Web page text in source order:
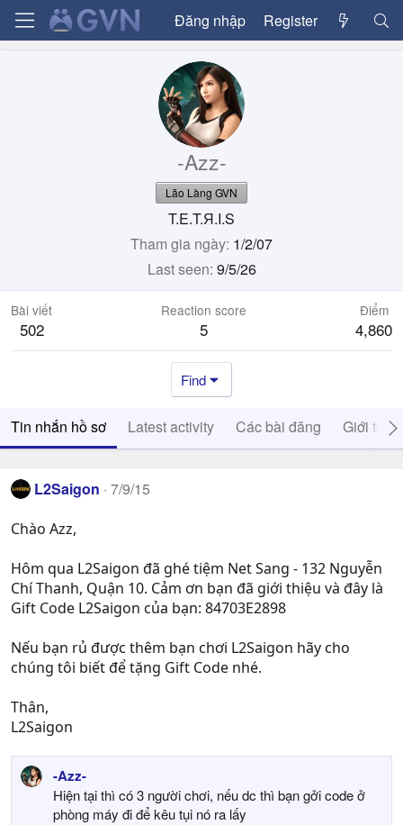
Đăng nhập Register
-Azz-
Lão Làng GVN
T.E.T.Я.I.S
Tham gia ngày 1/2/07
Last seen 9/5/26
Bài viết
502
Reaction score
5
Điểm
4,860
Find
Tin nhắn hồ sơ Latest activity Các bài đăng Giới thiệu
L2Saigon 7/9/15
Chào Azz,
Hôm qua L2Saigon đã ghé tiệm Net Sang - 132 Nguyễn
Chí Thanh, Quận 10. Cảm ơn bạn đã giới thiệu và đây là
Gift Code L2Saigon của bạn: 84703E2898
Nếu bạn rủ được thêm bạn chơi L2Saigon hãy cho
chúng tôi biết để tặng Gift Code nhé.
Thân,
L2Saigon
-Azz-
Hiện tại thì có 3 người chơi, nếu dc thì bạn gởi code ở
phòng máy đi để kêu tụi nó ra lấy